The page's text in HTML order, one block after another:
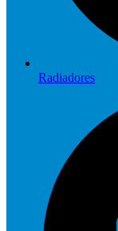
Radiadores